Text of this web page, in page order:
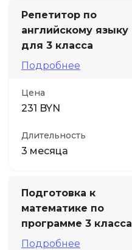
Репетитор по
английскому языку
для 3 класса
Подробнее
Цена
231 BYN
Длительность
3 месяца
Подготовка к
математике по
программе 3 класса
Подробнее